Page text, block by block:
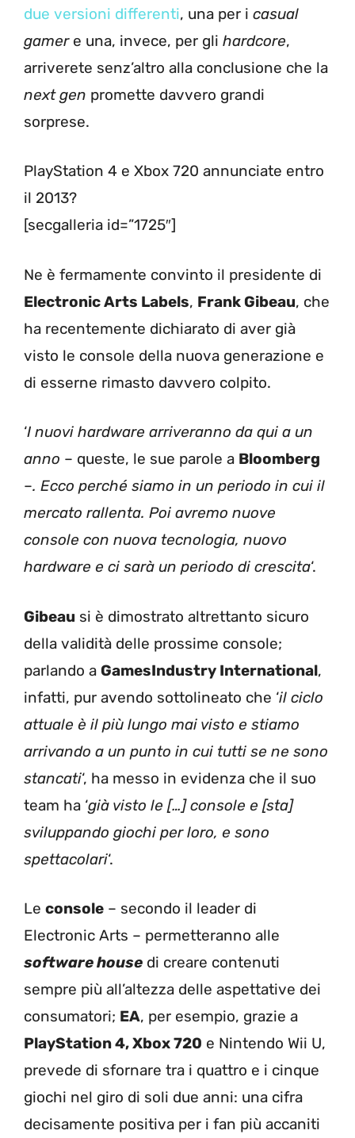
due versioni differenti, una per i casual
gamere una, invece, per gli hardcore,
arriverete senz’altro alla conclusione che la
next gen promette davvero grandi
sorprese.
PlayStation 4 e Xbox 720 annunciate entro
il 2013?
[secgalleria id=”1725″]
Ne è fermamente convinto il presidente di
Electronic Arts Labels, Frank Gibeau, che
ha recentemente dichiarato di aver già
visto le console della nuova generazione e
di esserne rimasto davvero colpito.
‘I nuovi hardware arriveranno da qui a un
anno – queste, le sue parole a Bloomberg
–. Ecco perché siamo in un periodo in cui il
mercato rallenta. Poi avremo nuove
console con nuova tecnologia, nuovo
hardware e ci sarà un periodo di crescita‘.
Gibeau si è dimostrato altrettanto sicuro
della validità delle prossime console;
parlando a GamesIndustry International,
infatti, pur avendo sottolineato che ‘il ciclo
attuale è il più lungo mai visto e stiamo
arrivando a un punto in cui tutti se ne sono
stancati‘, ha messo in evidenza che il suo
team ha ‘già visto le […] console e [sta]
sviluppando giochi per loro, e sono
spettacolari‘.
Le console – secondo il leader di
Electronic Arts – permetteranno alle
software house di creare contenuti
sempre più all’altezza delle aspettative dei
consumatori; EA, per esempio, grazie a
PlayStation 4, Xbox 720 e Nintendo Wii U,
prevede di sfornare tra i quattro e i cinque
giochi nel giro di soli due anni: una cifra
decisamente positiva per i fan più accaniti